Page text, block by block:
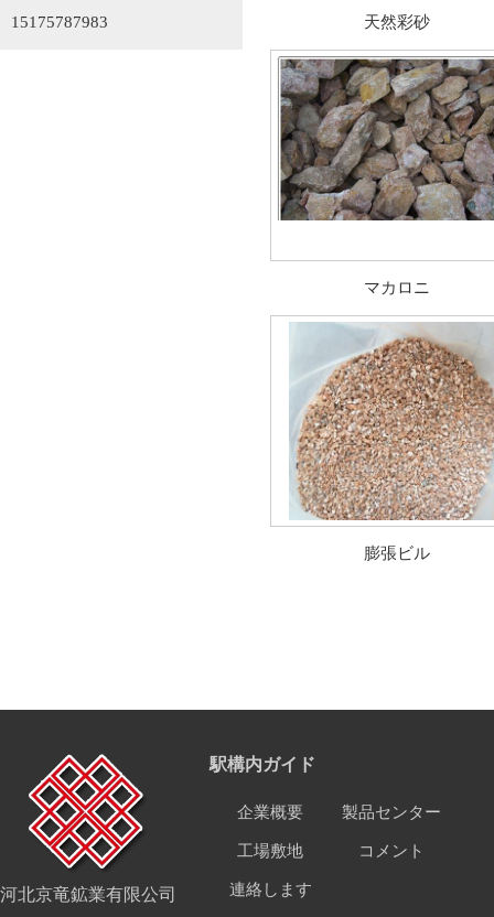
15175787983
天然彩砂
マカロニ
膨張ビル
河北京竜鉱業有限公司
駅構内ガイド
企業概要 製品センター
工場敷地 コメント
連絡します